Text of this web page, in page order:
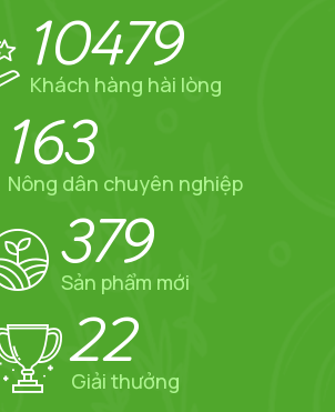
10479
Khách hàng hài lòng
163
Nông dân chuyên nghiệp
379
Sản phẩm mới
22
Giải thưởng